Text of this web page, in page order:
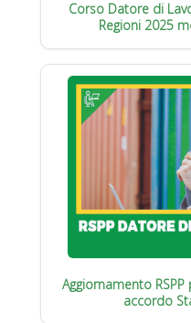
Corso Datore di
Regioni 2025
Aggiornamento
accordo